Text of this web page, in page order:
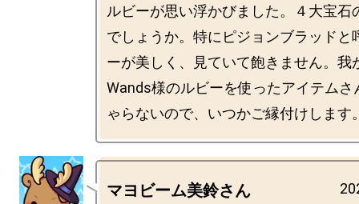
ルビーが思い浮かびました。４大宝石
でしょうか。特にピジョンブラッドと
ーが美しく、見ていて飽きません。我
Wands様のルビーを使ったアイテムさ
マヨビーム美鈴さん